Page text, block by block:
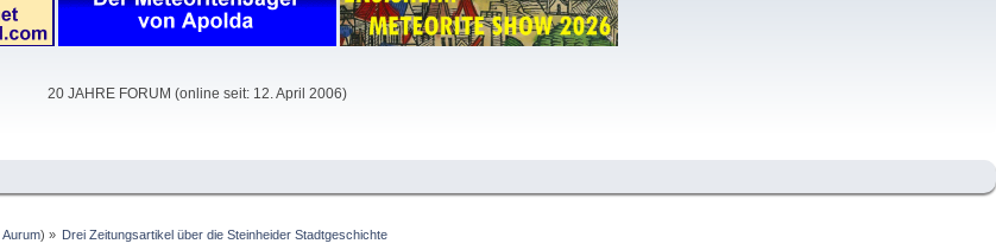
20 JAHRE FORUM (online seit: 12. April 2006)
Aurum) » Drei Zeitungsartikel über die Steinheider Stadtgeschichte